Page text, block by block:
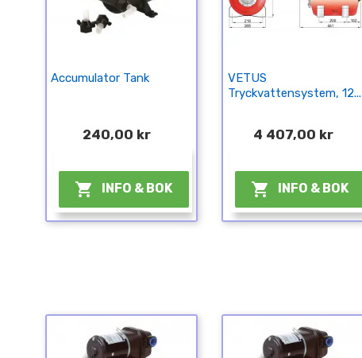
Accumulator Tank
240,00 kr
 INFO & BOK
VETUS
Tryckvattensystem, 12...
4 407,00 kr
 INFO & BOK